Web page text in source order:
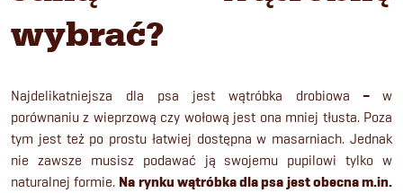
wybrać?
Najdelikatniejsza dla psa jest wątróbka drobiowa –
w
porównaniu z wieprzową czy wołową jest ona mniej tłusta. Poza
tym jest też po prostu łatwiej dostępna w masarniach. Jednak
nie zawsze musisz podawać ją swojemu pupilowi tylko w
naturalnej formie. Na rynku wątróbka dla psa jest obecna m.in.